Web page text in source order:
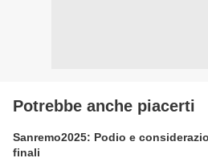
Potrebbe anche piacerti
Sanremo2025: Podio e
finali